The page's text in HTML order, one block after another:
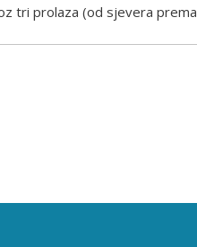
tri prolaza (od sjevera prema